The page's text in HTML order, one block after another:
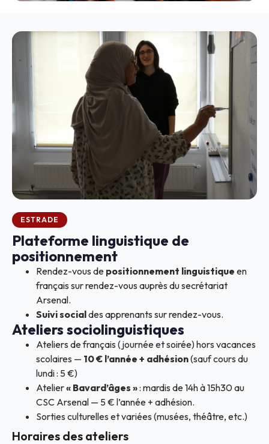
ESTRADE
Plateforme linguistique de
positionnement
Rendez-vous de positionnement linguistique en
français sur rendez-vous auprès du secrétariat
Arsenal.
Suivi socialdes apprenants sur rendez-vous.
Ateliers sociolinguistiques
Ateliers de français (journée et soirée) hors vacances
scolaires — 10 € l’année + adhésion(sauf cours du
lundi : 5 €)
Atelier« Bavard’âges »: mardis de 14h à 15h30 au
CSC Arsenal — 5 € l’année + adhésion.
Sorties culturelles et variées (musées, théâtre, etc.)
Horaires des ateliers